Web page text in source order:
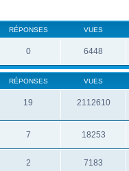
RÉPONSES VUES
0 6448
RÉPONSES VUES
19 2112610
7 18253
2 7183